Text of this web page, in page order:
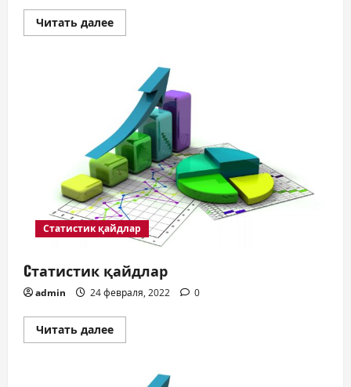
Читать далееПрочитать
больше
ХИЗМАТЛАРИ
ҲАЖМИ
ҚАНЧАГА
ЕТДИ?
Статистик қайдлар
Cтатистик қайдлар
admin 24 февраля, 2022 0
Читать далееПрочитать
больше
қайдлар